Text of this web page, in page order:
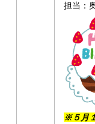
担当：
※５月